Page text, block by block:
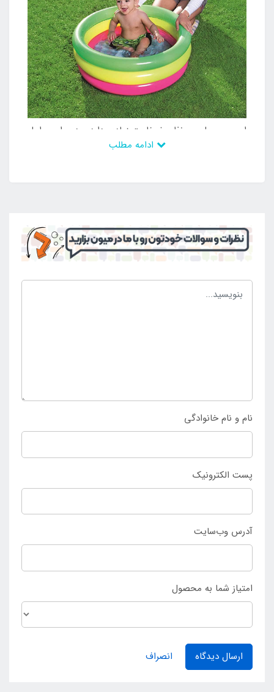
این محصول بی نظیر ضخامت زیادی دارد و در برابر عوامل
محیطی مقاومت زیادی از خود نشان می دهد و بدون
کند و می توان به راحتی آن را در مسافرت و گردش با خود
به همراه داشت و از آن بهره برداری کرد. این محصول دارای
کف بادشو می باشد که به نوبه خود دارای مزیت های
زیادی بوده است که با قابلیت باد شدن در کم ترین زمان و
به راحتی می تواند ایجاد استحکام کند و سطحی طبی و
ایرانانجام می شود.
نام و نام خانوادگی
پست الکترونیک
آدرس وب‌سایت
امتیاز شما به محصول
ارسال دیدگاه انصراف